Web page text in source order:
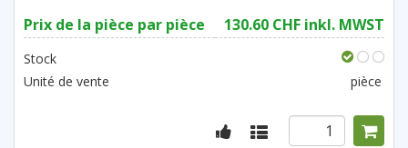
Prix de la pièce par pièce 130.60 CHF inkl. MWST
Stock
Unité de vente
pièce